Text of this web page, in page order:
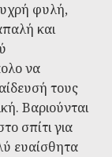
φυλή,
και
να
τους
Βαριούνται
σπίτι για
ευαίσθητα